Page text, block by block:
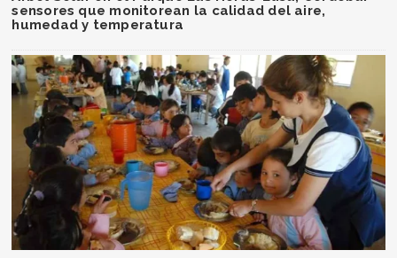
sensores que monitorean la calidad del aire,
humedad y temperatura